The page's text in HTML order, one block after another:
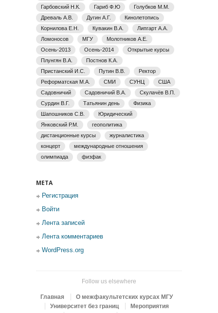
Гарбовский Н.К.
Гариб Ф.Ю
Голубков М.М.
Древаль А.В.
Дугин А.Г.
Кинолетопись
Корнилова Е.Н.
Кувакин В.А.
Липгарт А.А.
Ломоносов
МГУ
Молотников А.Е.
Осень-2013
Осень-2014
Открытые курсы
Плунгян В.А.
Постнов К.А.
Пристанский И.С.
Путин В.В.
Ректор
Реформатская М.А.
СМИ СУНЦ
США
Садовничий
Садовничий В.А.
Скулачёв В.П.
Сурдин В.Г.
Татьянин день
Физика
Шапошников С.В.
Юридический
Янковский Р.М.
геополитика
дистанционные курсы
журналистика
концерт
международные отношения
олимпиада
физфак
МЕТА
Регистрация
Войти
Лента записей
Лента комментариев
WordPress.org
Follow us elsewhere
Главная
О межфакультетских курсах МГУ
Университет без границ
Мероприятия